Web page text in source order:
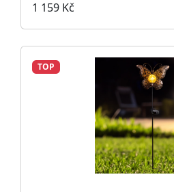
1 159 Kč
TOP